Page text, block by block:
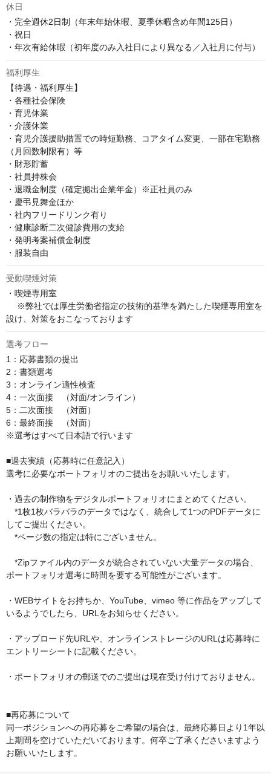
休日
・完全週休2日制（年末年始休暇、夏季休暇含め年間125日）
・祝日
・年次有給休暇（初年度のみ入社日により異なる／入社月に付与）
福利厚生
【待遇・福利厚生】
・各種社会保険
・育児休業
・介護休業
・育児介護援助措置での時短勤務、コアタイム変更、一部在宅勤務
（月回数制限有）等
・財形貯蓄
・社員持株会
・退職金制度（確定拠出企業年金）※正社員のみ
・慶弔見舞金ほか
・社内フリードリンク有り
・健康診断二次健診費用の支給
・発明考案補償金制度
・服装自由
受動喫煙対策
・喫煙専用室
設け、対策をおこなっております
選考フロー
1：応募書類の提出
2：書類選考
3：オンライン適性検査
4：一次面接　（対面/オンライン）
5：二次面接　（対面）
6：最終面接　（対面﻿）
※選考はすべて日本語で行います
■過去実績（応募時に任意記入）
選考に必要なポートフォリオのご提出をお願いいたします。
・過去の制作物をデジタルポートフォリオにまとめてください。
*1枚1枚バラバラのデータではなく、統合して1つのPDFデータに
してご提出ください。
*ページ数の指定は特にございません。
*Zipファイル内のデータが統合されていない大量データの場合、
ポートフォリオ選考に時間を要する可能性がございます。
・WEBサイトをお持ちか、YouTube、vimeo 等に作品をアップして
いるようでしたら、URLをお知らせください。
・アップロード先URLや、オンラインストレージのURLは応募時に
エントリーシートに記載ください。
・ポートフォリオの郵送でのご提出は現在受け付けておりません。
■再応募について
同一ポジションへの再応募をご希望の場合は、最終応募日より1年以
上期間を空けていただいております。何卒ご了承くださいますよう
お願いいたします。